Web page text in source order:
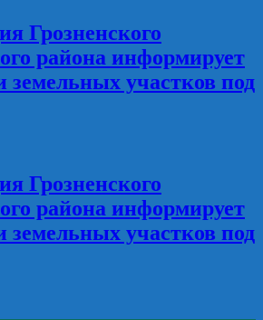
Грозненского
района информирует
земельных участков под
Грозненского
района информирует
земельных участков под